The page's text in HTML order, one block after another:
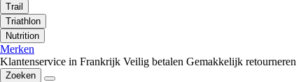
Trail
Triathlon
Nutrition
Merken
Klantenservice in Frankrijk Veilig betalen Gemakkelijk retourneren
Zoeken